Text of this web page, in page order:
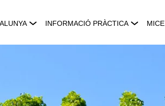
INFORMACIÓ PRÀCTICA MICE